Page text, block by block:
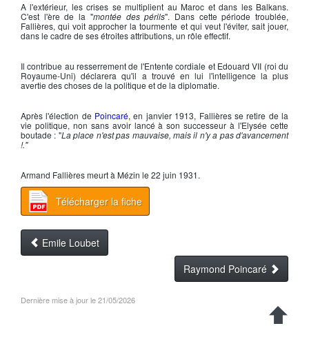
A l'extérieur, les crises se multiplient au Maroc et dans les Balkans.
C'est l'ère de la "montée des périls". Dans cette période troublée,
Fallières, qui voit approcher la tourmente et qui veut l'éviter, sait jouer,
dans le cadre de ses étroites attributions, un rôle effectif.
Il contribue au resserrement de l'Entente cordiale et Edouard VII (roi du
Royaume-Uni) déclarera qu'il a trouvé en lui l'intelligence la plus
avertie des choses de la politique et de la diplomatie.
Après l'élection de Poincaré, en janvier 1913, Fallièresse retire de la
vie politique, non sans avoir lancé à son successeur à l'Elysée cette
boutade : "La place n'est pas mauvaise, mais il n'y a pas d'avancement
!."
Armand Fallièresmeurt à Mézin le 22 juin 1931.
Télécharger la fiche
Emile Loubet
Raymond Poincaré
Dernière mise à jour le 21/05/2026